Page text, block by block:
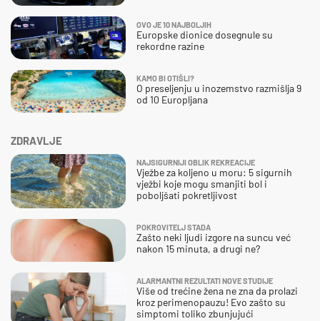
ZDRAVLJE
NAJSIGURNIJI OBLIK REKREACIJE
Vježbe za koljeno u moru: 5 sigurnih
vježbi koje mogu smanjiti bol i
poboljšati pokretljivost
POKROVITELJ STADA
Zašto neki ljudi izgore na suncu već
nakon 15 minuta, a drugi ne?
ALARMANTNI REZULTATI NOVE STUDIJE
Više od trećine žena ne zna da prolazi
kroz perimenopauzu! Evo zašto su
simptomi toliko zbunjujući
OVO JE 10 NAJBOLJIH
Europske dionice dosegnule su
rekordne razine
KAMO BI OTIŠLI?
O preseljenju u inozemstvo razmišlja 9
od 10 Europljana